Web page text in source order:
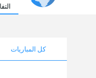
كل المباريات